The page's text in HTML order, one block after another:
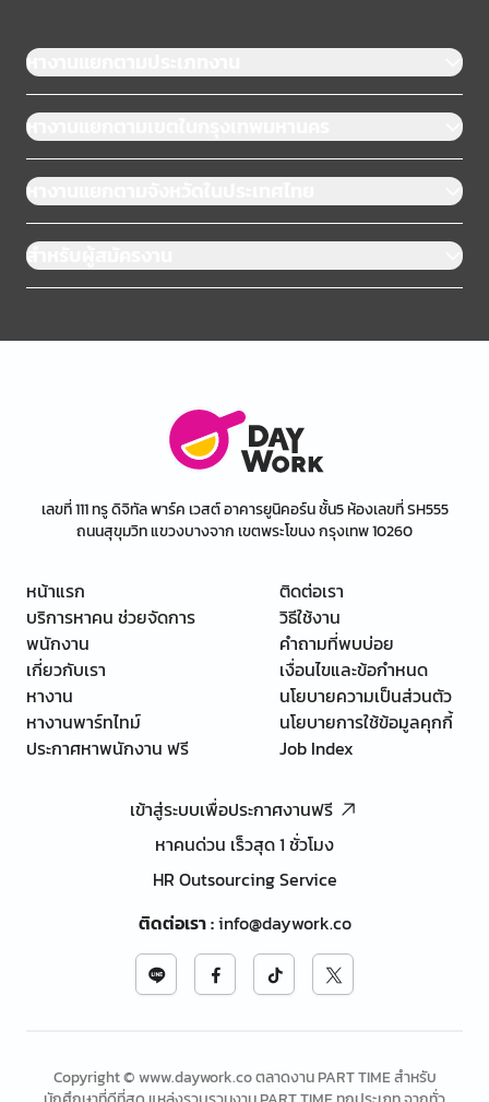
หางานแยกตามประเภทงาน
หางานแยกตามเขตในกรุงเทพมหานคร
หางานแยกตามจังหวัดในประเทศไทย
สำหรับผู้สมัครงาน
เลขที่ 111 ทรู ดิจิทัล พาร์ค เวสต์ อาคารยูนิคอร์น ชั้น5 ห้องเลขที่ SH555
ถนนสุขุมวิท แขวงบางจาก เขตพระโขนง กรุงเทพ 10260
หน้าแรก
บริการหาคน ช่วยจัดการ
พนักงาน
เกี่ยวกับเรา
หางาน
หางานพาร์ทไทม์
ประกาศหาพนักงาน ฟรี
ติดต่อเรา
วิธีใช้งาน
คำถามที่พบบ่อย
เงื่อนไขและข้อกำหนด
นโยบายความเป็นส่วนตัว
นโยบายการใช้ข้อมูลคุกกี้
Job Index
เข้าสู่ระบบเพื่อประกาศงานฟรี
หาคนด่วน เร็วสุด 1 ชั่วโมง
HR Outsourcing Service
ติดต่อเรา:info@daywork.co
Copyright © www.daywork.co ตลาดงาน PART TIME สำหรับ